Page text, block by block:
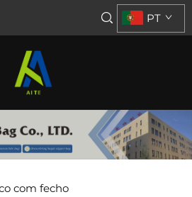
PT
com fecho